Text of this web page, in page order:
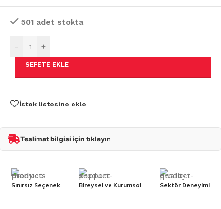
501 adet stokta
- +
SEPETE EKLE
İstek listesine ekle
Teslimat bilgisi için tıklayın
Sınırsız Seçenek Bireysel ve Kurumsal Sektör Deneyimi